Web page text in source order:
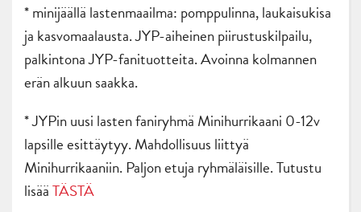
* minijäällä lastenmaailma: pomppulinna, laukaisukisa
ja kasvomaalausta. JYP-aiheinen piirustuskilpailu,
palkintona JYP-fanituotteita. Avoinna kolmannen
erän alkuun saakka.
* JYPin uusi lasten faniryhmä Minihurrikaani 0-12v
lapsille esittäytyy. Mahdollisuus liittyä
Minihurrikaaniin. Paljon etuja ryhmäläisille. Tutustu
lisääTÄSTÄ